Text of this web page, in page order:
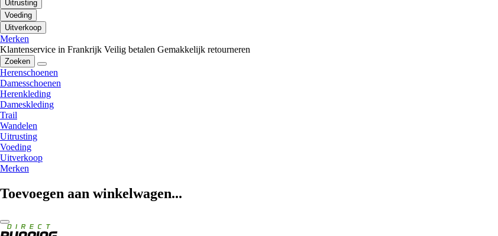
Uitrusting
Voeding
Uitverkoop
Merken
Klantenservice in Frankrijk Veilig betalen Gemakkelijk retourneren
Zoeken
Herenschoenen
Damesschoenen
Herenkleding
Dameskleding
Trail
Wandelen
Uitrusting
Voeding
Uitverkoop
Merken
Toevoegen aan winkelwagen...